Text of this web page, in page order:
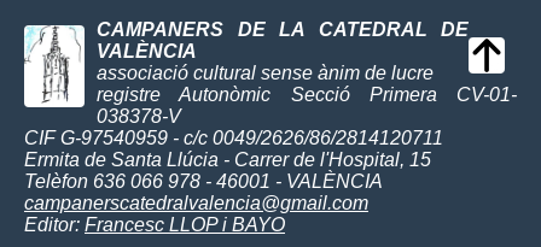
CAMPANERS DE LA CATEDRAL DE
VALÈNCIA
associació cultural sense ànim de lucre
registre Autonòmic Secció Primera CV-01-
038378-V
CIF G-97540959 - c/c 0049/2626/86/2814120711
Ermita de Santa Llúcia - Carrer de l'Hospital, 15
Telèfon 636 066 978 - 46001 - VALÈNCIA
campanerscatedralvalencia@gmail.com
Editor: Francesc LLOP i BAYO